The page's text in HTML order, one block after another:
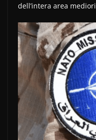
dell’intera area